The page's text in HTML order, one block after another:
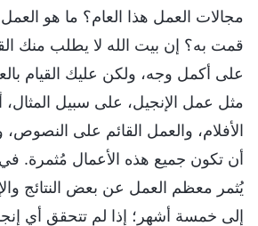
مجالات العمل هذا العام؟ ما هو
قمت به؟ إن بيت الله لا يطلب منك
على أكمل وجه، ولكن عليك القيام
مثل عمل الإنجيل، على سبيل المثال،
الأفلام، والعمل القائم على
أن تكون جميع هذه الأعمال مُثمرة.
يُثمر معظم العمل عن بعض النتائج
إلى خمسة أشهر؛ إذا لم تتحقق أي